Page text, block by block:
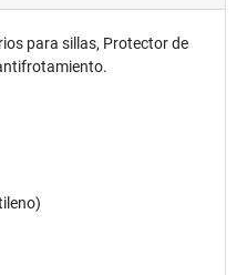
para sillas, Protector de